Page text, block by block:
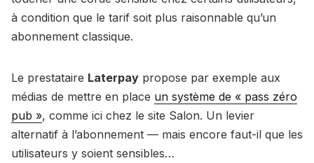
à condition que le tarif soit plus raisonnable qu’un
abonnement classique.
Le prestataire Laterpay propose par exemple aux
médias de mettre en place un système de « pass zéro
pub », comme ici chez le site Salon. Un levier
alternatif à l’abonnement — mais encore faut-il que les
utilisateurs y soient sensibles…